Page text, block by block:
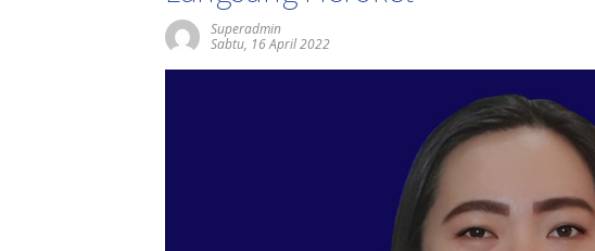
Superadmin
Sabtu, 16 April 2022